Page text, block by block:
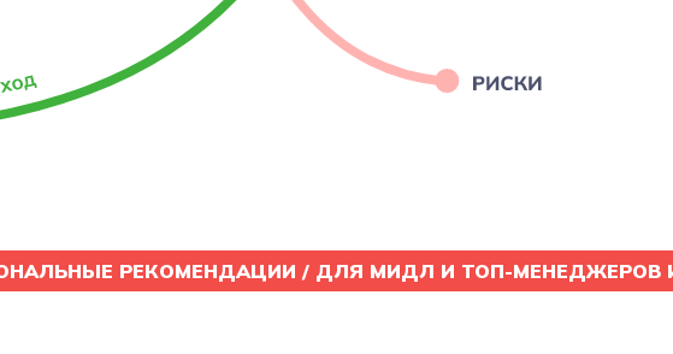
РЕКОМЕНДАЦИИ / ДЛЯ МИДЛ И ТОП-